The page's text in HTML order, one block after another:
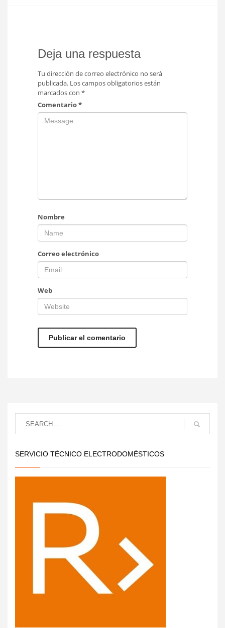
Deja una respuesta
Tu dirección de correo electrónico no será
publicada. Los campos obligatorios están
marcados con *
Comentario*
Nombre
Correo electrónico
Web
SERVICIO TÉCNICO ELECTRODOMÉSTICOS